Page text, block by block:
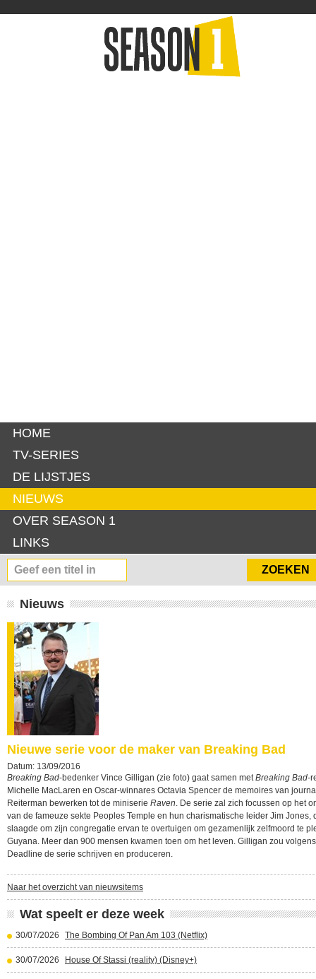
HOME
TV-SERIES
DE LIJSTJES
NIEUWS
OVER SEASON 1
LINKS
Nieuws
Nieuwe serie voor de maker van Breaking Bad
Datum: 13/09/2016
Breaking Bad-bedenker Vince Gilligan (zie foto) gaat samen metBreaking Bad-
Michelle MacLaren en Oscar-winnares Octavia Spencer de memoires van
Reiterman bewerken tot de miniserie Raven. De serie zal zich focussen op het
van de fameuze sekte Peoples Temple en hun charismatische leider Jim Jones,
slaagde om zijn congregatie ervan te overtuigen om gezamenlijk zelfmoord te
Guyana. Meer dan 900 mensen kwamen toen om het leven. Gilligan zou volgens
Deadline de serie schrijven en produceren.
Naar het overzicht van nieuwsitems
Wat speelt er deze week
30/07/2026 The Bombing Of Pan Am 103 (Netflix)
30/07/2026 House Of Stassi (reality) (Disney+)